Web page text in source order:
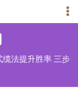
法提升胜率 三步